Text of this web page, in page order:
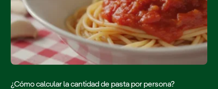
¿Cómo calcular la cantidad de pasta por persona?